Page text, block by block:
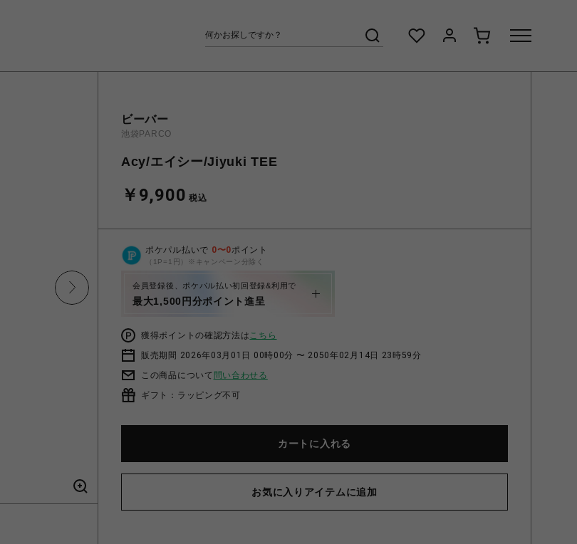
ビーバー
池袋PARCO
Acy/エイシー/Jiyuki TEE
￥9,900 税込
ポケパル払いで 0〜0ポイント
（1P=1円）※キャンペーン分除く
会員登録後、ポケパル払い初回登録&利用で
最大1,500円分ポイント進呈
獲得ポイントの確認方法はこちら
販売期間 2026年03月01日 00時00分 〜 2050年02月14日 23時59分
この商品について 問い合わせる
ギフト：ラッピング不可
カートに入れる
お気に入りアイテムに追加